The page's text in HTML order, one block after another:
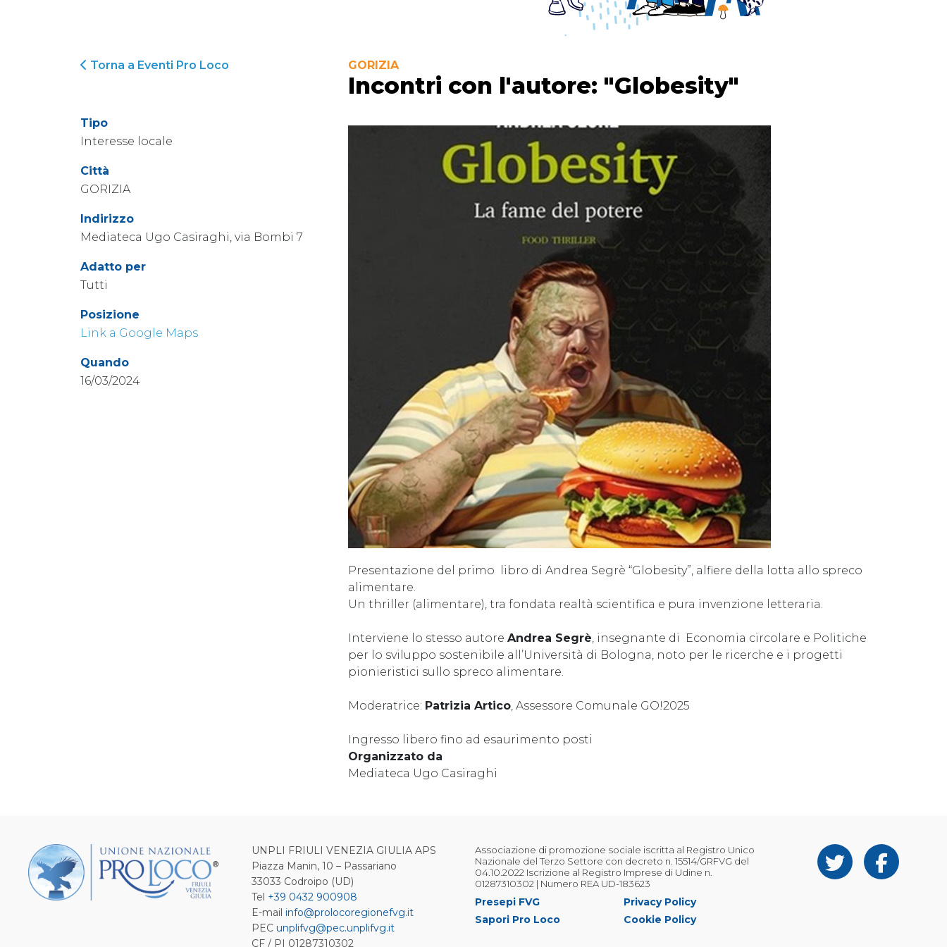
Torna a Eventi Pro Loco
Tipo
Interesse locale
Città
GORIZIA
Indirizzo
Mediateca Ugo Casiraghi, via Bombi 7
Adatto per
Tutti
Posizione
Link a Google Maps
Quando
16/03/2024
GORIZIA
Incontri con l'autore: "Globesity"
Presentazione del primo libro di Andrea Segrè “Globesity”, alfiere della lotta allo spreco
alimentare.
Un thriller (alimentare), tra fondata realtà scientifica e pura invenzione letteraria.
Interviene lo stesso autore Andrea Segrè, insegnante di Economia circolare e Politiche
per lo sviluppo sostenibile all’Università di Bologna, noto per le ricerche e i progetti
pionieristici sullo spreco alimentare.
Moderatrice: Patrizia Artico, Assessore Comunale GO!2025
Ingresso libero fino ad esaurimento posti
Organizzato da
Mediateca Ugo Casiraghi
UNPLI FRIULI VENEZIA GIULIA APS
Piazza Manin, 10 – Passariano
33033 Codroipo (UD)
Tel +39 0432 900908
E-mail info@prolocoregionefvg.it
PEC unplifvg@pec.unplifvg.it
CF / PI 01287310302
Associazione di promozione sociale iscritta al Registro Unico
Nazionale del Terzo Settore con decreto n. 15514/GRFVG del
04.10.2022 Iscrizione al Registro Imprese di Udine n.
01287310302 | Numero REA UD-183623
Presepi FVG
Sapori Pro Loco
Privacy Policy
Cookie Policy